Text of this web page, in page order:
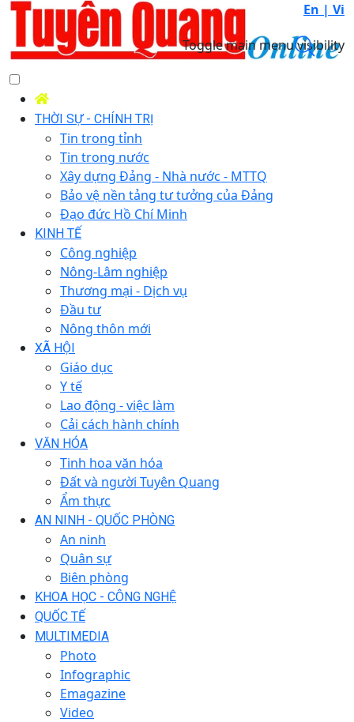
En | Vi
Toggle main menu visibility
THỜI SỰ - CHÍNH TRỊ
Tin trong tỉnh
Tin trong nước
Xây dựng Đảng - Nhà nước - MTTQ
Bảo vệ nền tảng tư tưởng của Đảng
Đạo đức Hồ Chí Minh
KINH TẾ
Công nghiệp
Nông-Lâm nghiệp
Thương mại - Dịch vụ
Đầu tư
Nông thôn mới
XÃ HỘI
Giáo dục
Y tế
Lao động - việc làm
Cải cách hành chính
VĂN HÓA
Tinh hoa văn hóa
Đất và người Tuyên Quang
Ẩm thực
AN NINH - QUỐC PHÒNG
An ninh
Quân sự
Biên phòng
KHOA HỌC - CÔNG NGHỆ
QUỐC TẾ
MULTIMEDIA
Photo
Infographic
Emagazine
Video